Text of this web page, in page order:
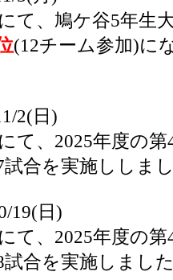
にて、鳩ケ谷5年生
(12チーム参加)に
2(日)
て、2025年度の
試合を実施ししま
19(日)
て、2025年度の
試合を実施しまし